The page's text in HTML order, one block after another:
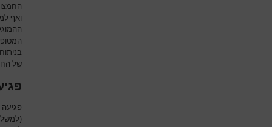
ואף
של
פגיעה
(למשל